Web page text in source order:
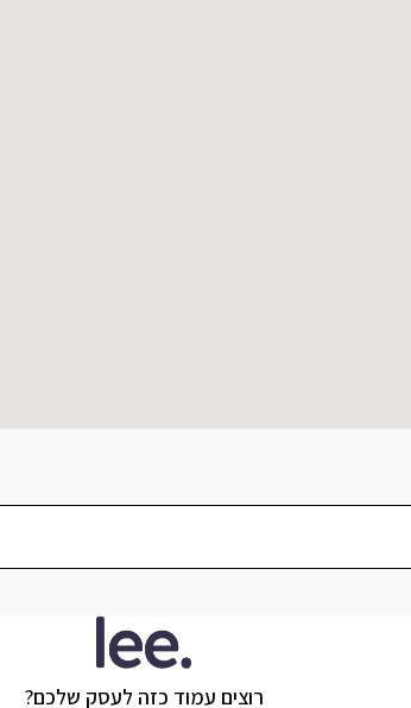
רוצים עמוד כזה לעסק שלכם?